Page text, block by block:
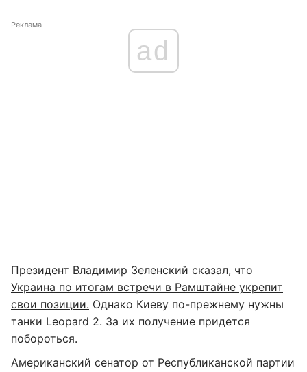
Реклама
ad
Президент Владимир Зеленский сказал, что
Украина по итогам встречи в Рамштайне укрепит
свои позиции. Однако Киеву по-прежнему нужны
танки Leopard 2. За их получение придется
побороться.
Американский сенатор от Республиканской партии